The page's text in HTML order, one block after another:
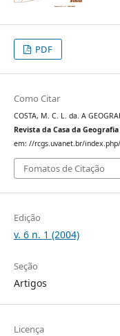
PDF
Como Citar
COSTA, M. C. L. da. A
Revista da Casa da
em: //rcgs.uvanet.br/
Fomatos de Citação
Edição
v. 6 n. 1 (2004)
Seção
Artigos
Licença